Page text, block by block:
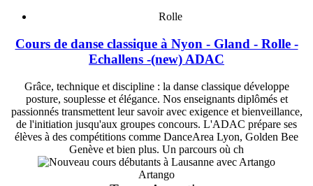
Rolle
Cours de danse classique à Nyon - Gland - Rolle -
Echallens -(new) ADAC
Grâce, technique et discipline : la danse classique développe
posture, souplesse et élégance. Nos enseignants diplômés et
passionnés transmettent leur savoir avec exigence et bienveillance,
de l'initiation jusqu'aux groupes concours. L'ADAC prépare ses
élèves à des compétitions comme DanceArea Lyon, Golden Bee
Genève et bien plus. Un parcours où ch
Artango